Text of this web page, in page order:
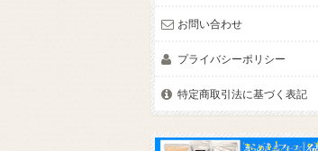
お問い合わせ
プライバシーポリシー
特定商取引法に基づく表記